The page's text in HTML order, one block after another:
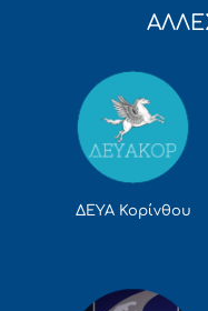
ΔΕΥΑ Κορίνθου